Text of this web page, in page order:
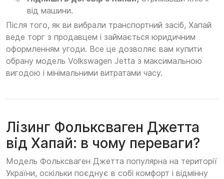
від машини.
Після того, як ви вибрали транспортний засіб, Хапай
веде торг з продавцем і займається юридичним
оформленням угоди. Все це дозволяє вам купити
обрану модель Volkswagen Jetta з максимальною
вигодою і мінімальними витратами часу.
Лізинг Фольксваген Джетта
від Хапай: в чому переваги?
Модель Фольксваген Джетта популярна на території
України, оскільки поєднує в собі комфорт і відмінну